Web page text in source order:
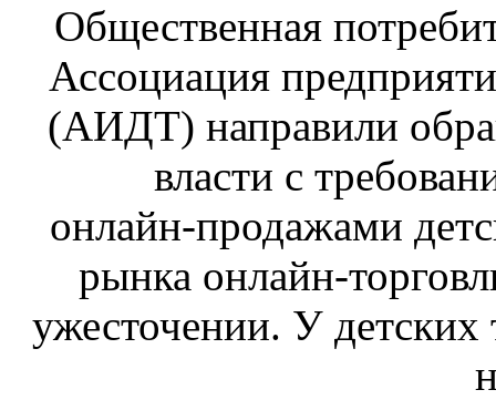
Общественная
Ассоциация
(АИДТ) направили
власти с
онлайн‑продажами
рынка онлайн-
ужесточении. У детских